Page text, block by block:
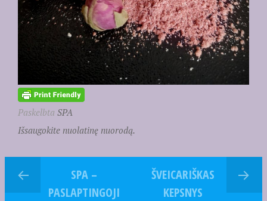
Paskelbta SPA
Išsaugokite nuolatinę nuorodą.
SPA –
PASLAPTINGOJI
ŠVEICARIŠKAS
KEPSNYS